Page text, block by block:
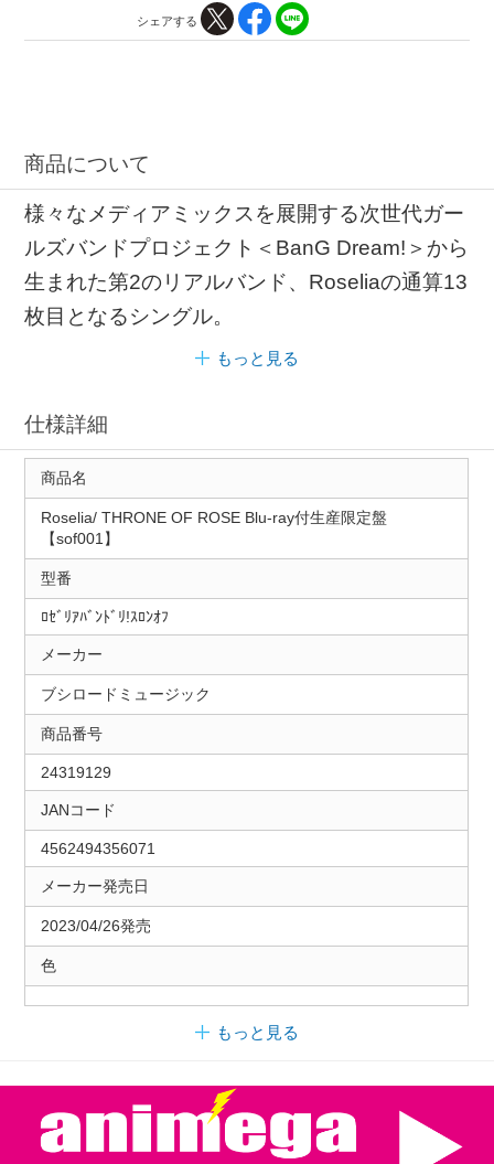
シェアする
商品について
様々なメディアミックスを展開する次世代ガー
ルズバンドプロジェクト＜BanG Dream!＞から
生まれた第2のリアルバンド、Roseliaの通算13
枚目となるシングル。
もっと見る
仕様詳細
商品名
Roselia/ THRONE OF ROSE Blu-ray付生産限定盤
【sof001】
型番
ﾛｾﾞﾘｱﾊﾞﾝﾄﾞﾘ!ｽﾛﾝｵﾌ
メーカー
ブシロードミュージック
商品番号
24319129
JANコード
4562494356071
メーカー発売日
2023/04/26発売
色
もっと見る